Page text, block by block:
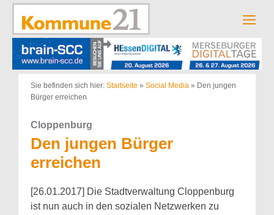
Zum
springen
Sie befinden sich hier: Startseite » Social Media » Den jungen
Bürger erreichen
Cloppenburg
Den jungen Bürger
erreichen
[26.01.2017] Die Stadtverwaltung Cloppenburg
ist nun auch in den sozialen Netzwerken zu